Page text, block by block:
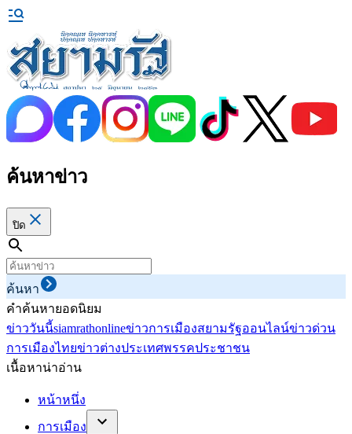
ค้นหาข่าว
ปิด
ค้นหา
คำค้นหายอดนิยม
ข่าววันนี้siamrathonlineข่าวการเมืองสยามรัฐออนไลน์ข่าวด่วน
การเมืองไทยข่าวต่างประเทศพรรคประชาชน
เนื้อหาน่าอ่าน
หน้าหนึ่ง
การเมือง